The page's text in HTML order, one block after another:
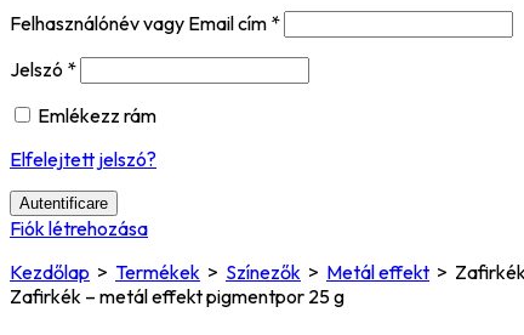
Felhasználónév vagy Email cím *
Jelszó *
Emlékezz rám
Elfelejtett jelszó?
Autentificare
Fiók létrehozása
Kezdőlap > Termékek > Színezők > Metál effekt >
Zafirkék – metál effekt pigmentpor 25 g